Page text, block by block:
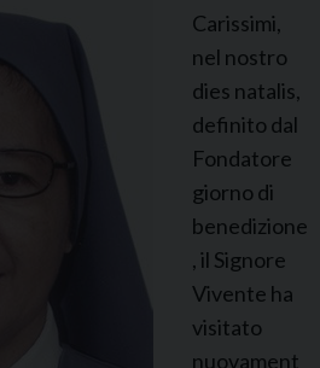
M
a
r
y
A
u
g
u
s
t
Carissimi,
nel nostro
dies natalis,
definito dal
Fondatore
giorno di
benedizione
, il Signore
Vivente ha
visitato
nuovament